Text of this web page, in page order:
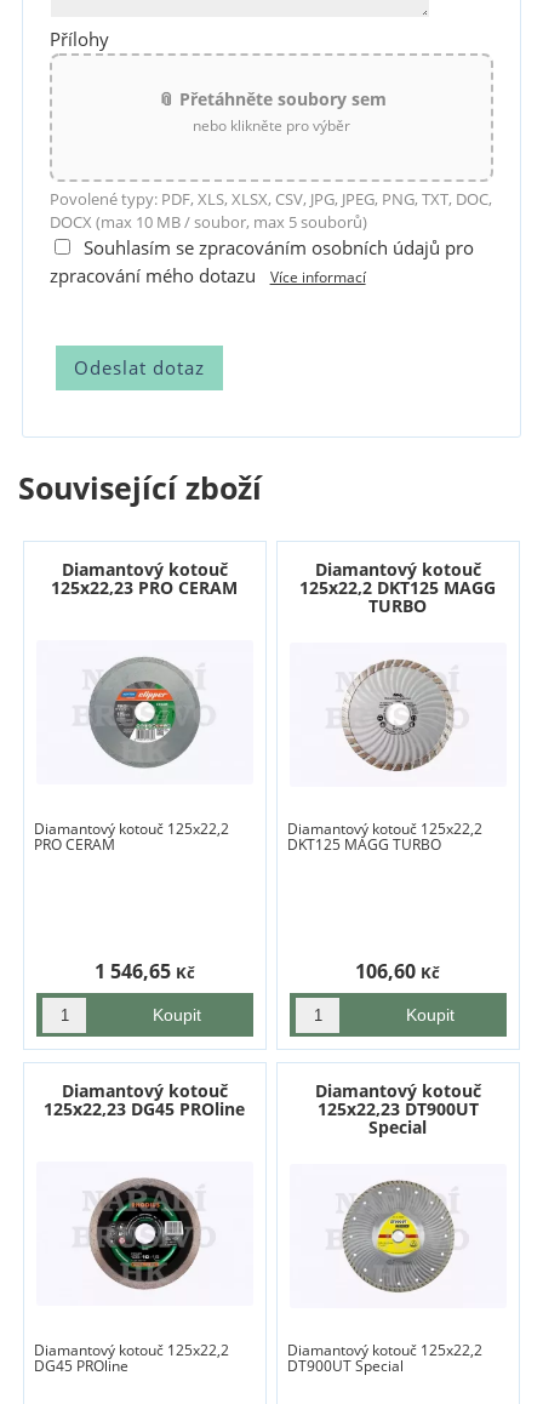
Přílohy
📎 Přetáhněte soubory sem
nebo klikněte pro výběr
Povolené typy: PDF, XLS, XLSX, CSV, JPG, JPEG, PNG, TXT, DOC,
DOCX (max 10 MB / soubor, max 5 souborů)
Souhlasím se zpracováním osobních údajů pro
zpracování mého dotazu
Více informací
Související zboží
Diamantový kotouč
125x22,23 PRO CERAM
Diamantový kotouč 125x22,2
PRO CERAM
1 546,65 Kč
Diamantový kotouč
125x22,2 DKT125 MAGG
TURBO
Diamantový kotouč 125x22,2
DKT125 MAGG TURBO
106,60 Kč
Diamantový kotouč
125x22,23 DG45 PROline
Diamantový kotouč 125x22,2
DG45 PROline
Diamantový kotouč
125x22,23 DT900UT
Special
Diamantový kotouč 125x22,2
DT900UT Special